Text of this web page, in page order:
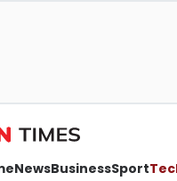
NewsBusinessSport